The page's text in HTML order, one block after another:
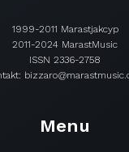
1999-2011 Marastjakcyp
2011-2024 MarastMusic
ISSN 2336-2758
Menu